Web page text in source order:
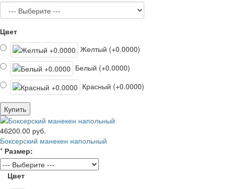
Цвет
Желтый (+0.0000)
Белый (+0.0000)
Красный (+0.0000)
Купить
46200.00 руб.
Боксерский манекен напольный
* Размер:
Цвет